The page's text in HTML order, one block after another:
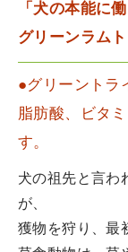
「犬の本能に
グリーンラム
●グリーントラ
脂肪酸、ビタ
す。
犬の祖先と言わ
が、
獲物を狩り、最